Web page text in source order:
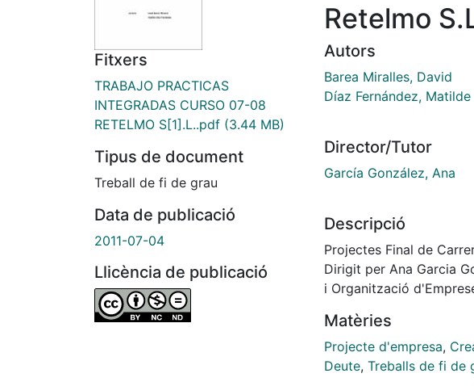
Fitxers
TRABAJO PRACTICAS
INTEGRADAS CURSO 07-08
RETELMO S[1].L..pdf (3.44 MB)
Tipus de document
Treball de fi de grau
Data de publicació
2011-07-04
Llicència de publicació
Retelmo
Autors
Barea Miralles, David
Díaz Fernández, Matilde
Director/Tutor
García González, Ana
Descripció
Projectes Final de
Dirigit per Ana Garcia
i Organització
Matèries
Projecte d'empresa,
Deute, Treballs de fi de